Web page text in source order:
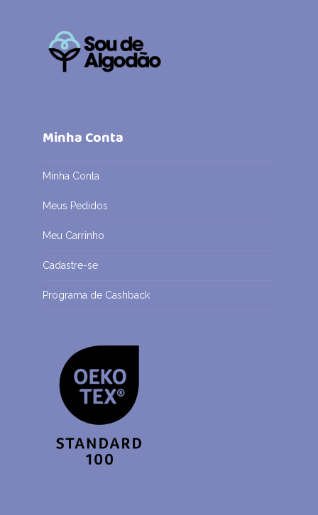
Minha Conta
Minha Conta
Meus Pedidos
Meu Carrinho
Cadastre-se
Programa de Cashback